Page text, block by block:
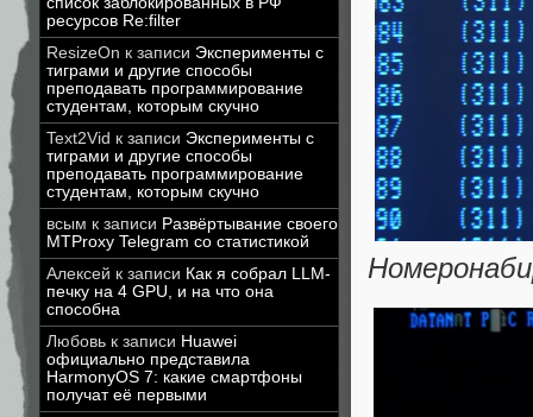
ресурсов Re:filter
ResizeOn к записи Эксперименты с
тиграми и другие способы
преподавать программирование
студентам, которым скучно
Text2Vid к записи Эксперименты с
тиграми и другие способы
преподавать программирование
студентам, которым скучно
всым к записи Развёртывание своего
MTProxy Telegram со статистикой
Алексей к записи Как я собрал LLM-
печку на 4 GPU, и на что она
способна
Любовь к записи Huawei
официально представила
HarmonyOS 7: какие смартфоны
получат её первыми